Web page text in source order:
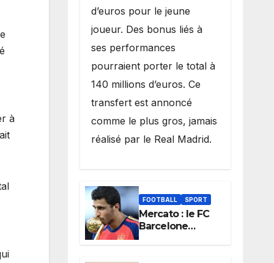
à
d’euros pour le jeune
joueur. Des bonus liés à
ses performances
pourraient porter le total à
140 millions d’euros. Ce
transfert est annoncé
comme le plus gros, jamais
réalisé par le Real Madrid.
FOOTBALL SPORT
Mercato : le FC
Barcelone
avance sur